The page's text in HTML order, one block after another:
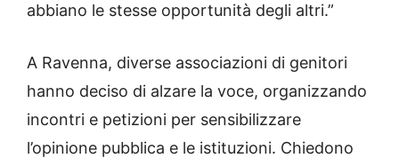
abbiano le stesse opportunità degli altri.”
A Ravenna, diverse associazioni di genitori
hanno deciso di alzare la voce, organizzando
incontri e petizioni per sensibilizzare
l’opinione pubblica e le istituzioni. Chiedono